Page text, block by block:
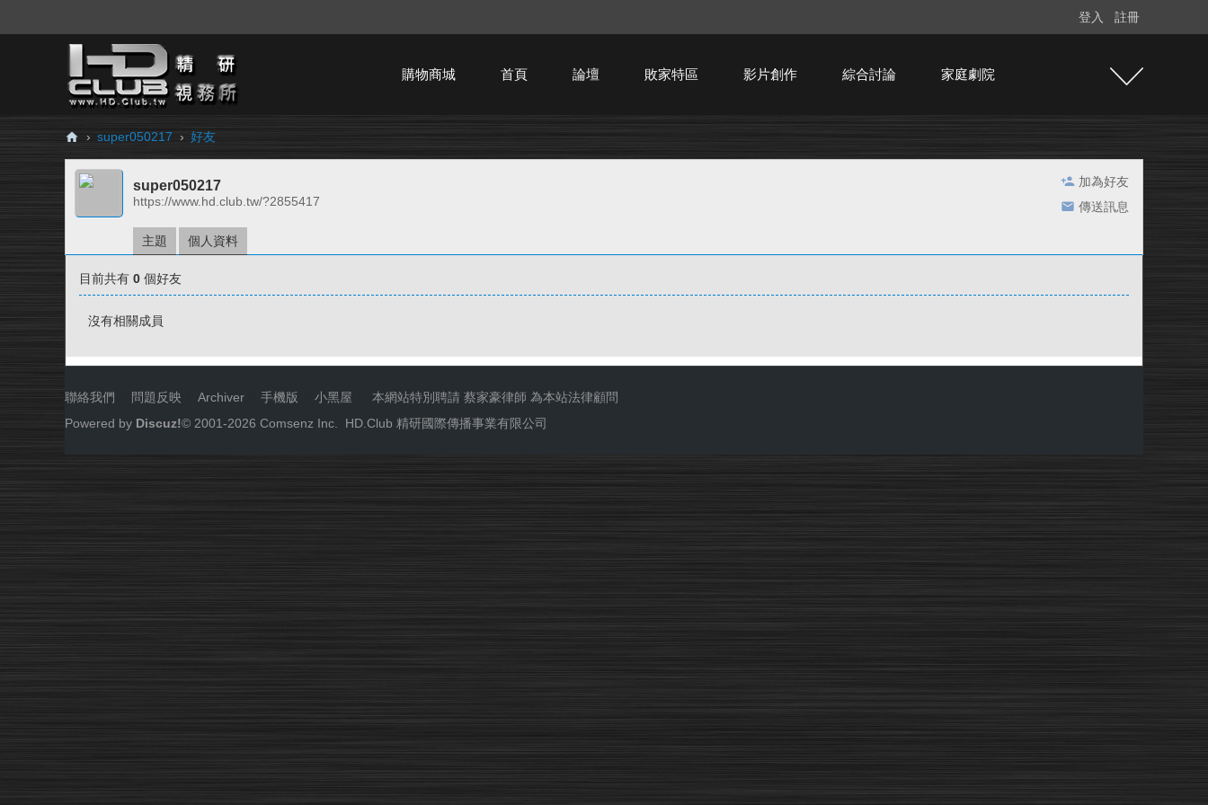
登入 註冊
購物商城 首頁 論壇 敗家特區 影片創作 綜合討論 家庭劇院
H
Cl
所
› super050217 › 好友
加為好友
傳送訊息
super050217
https://www.hd.club.tw/?2855417
主題 個人資料
目前共有 0 個好友
沒有相關成員
聯絡我們 問題反映 Archiver 手機版 小黑屋 本網站特別聘請 蔡家豪律師 為本站法律顧問
Powered by Discuz!© 2001-2026 Comsenz Inc. HD.Club 精研國際傳播事業有限公司